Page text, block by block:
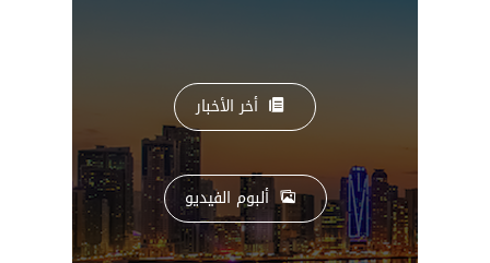
أخر الأخبار
ألبوم الفيديو